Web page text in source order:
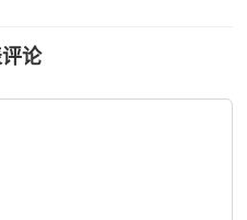
论